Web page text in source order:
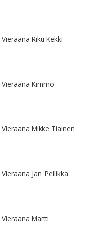
Vieraana Riku Kekki
Vieraana Kimmo
Vieraana Mikke Tiainen
Vieraana Jani Pellikka
Vieraana Martti